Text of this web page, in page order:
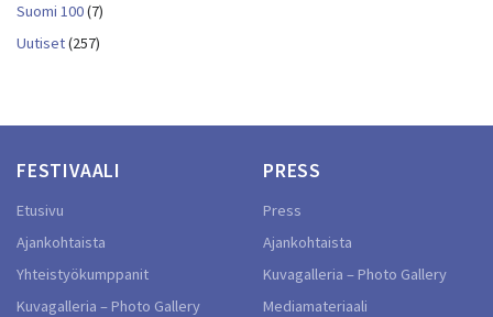
Suomi 100(7)
Uutiset(257)
FESTIVAALI
Etusivu
Ajankohtaista
Yhteistyökumppanit
Kuvagalleria – Photo Gallery
PRESS
Press
Ajankohtaista
Kuvagalleria – Photo Gallery
Mediamateriaali